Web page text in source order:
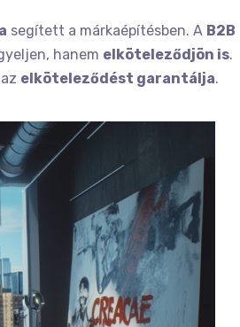
segített a márkaépítésben. A B2B
hanem elköteleződjön is.
elköteleződést garantálja.